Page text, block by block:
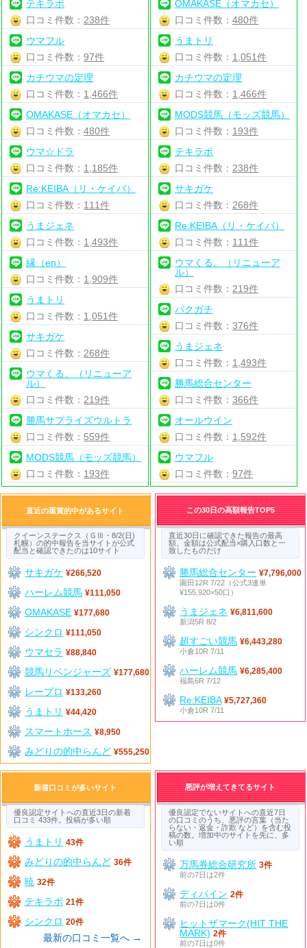
テキラボ
口コミ件数： 238件
ウマフル
口コミ件数：97件
カチウマの定理
口コミ件数： 1,466件
OMAKASE（オマカセ）
口コミ件数：480件
ウマ☆ドラ
口コミ件数： 1,185件
Re:KEIBA（リ・ケイバ）
口コミ件数： 111件
うまジェネ
口コミ件数： 1,493件
縁（en）
口コミ件数： 1,909件
うまトリ
口コミ件数： 1,051件
サキガケ
口コミ件数： 268件
ウマくる。（リニューア
ル）
口コミ件数： 219件
勝馬サプライズウルトラ
口コミ件数： 559件
MODS競馬（モッズ競馬）
口コミ件数： 193件
OMAKASE（オマカセ）
口コミ件数： 480件
うまトリ
口コミ件数： 1,051件
カチウマの定理
口コミ件数： 1,466件
MODS競馬（モッズ競馬）
口コミ件数： 193件
テキラボ
口コミ件数： 238件
サキガケ
口コミ件数： 268件
Re:KEIBA（リ・ケイバ）
口コミ件数： 111件
ウマくる。（リニューア
ル）
口コミ件数： 219件
バクガチ
口コミ件数： 376件
うまジェネ
口コミ件数： 1,493件
勝馬総合センター
口コミ件数： 366件
オールウイン
口コミ件数： 1,592件
ウマフル
口コミ件数： 97件
直近の重賞的中があるサイト
クイーンステークス（ＧⅢ・8/2(日)
札幌）の的中報告を当サイトが公式
配当と確認できたのは10サイト
サキガケ ¥266,520
ハーレム競馬 ¥111,050
OMAKASE ¥177,680
シンクロ ¥111,050
ウマセラ ¥88,840
競馬リベンジャーズ ¥177,680
レープロ ¥133,260
うまトリ ¥44,420
スマートホース ¥8,950
みどりの的中らんど ¥555,250
この30日の高額報告TOP5
直近30日に確認できた報告の最高
額。金額は公式配当×購入口数と一
致したものだけ
勝馬総合センター ¥7,796,000
園田12R 7/22（公式3連単
¥155,920×50口）
うまジェネ ¥6,811,600
新潟5R 8/2
超すごい競馬 ¥6,443,280
小倉10R 7/11
ハーレム競馬 ¥6,285,400
福島6R 7/12
Re:KEIBA ¥5,727,360
小倉10R 7/11
新着口コミが多いサイト
優良認定サイトへの直近3日の新着
口コミ 433件。投稿が多い順
うまトリ 43件
みどりの的中らんど 36件
暁 32件
テキラボ 21件
シンクロ 20件
最新の口コミ一覧へ →
悪評が増えてきてるサイト
優良認定でないサイトへの直近7日
の口コミのうち、悪評の言葉（当た
らない・返金・詐欺 など）を含む投
稿の数。増加中のサイトを先に、多
い順
万馬券総合研究所 3件
前の7日は2件
ディバイン 2件
前の7日は0件
ヒットザマーク(HIT THE
MARK) 2件
前の7日は0件